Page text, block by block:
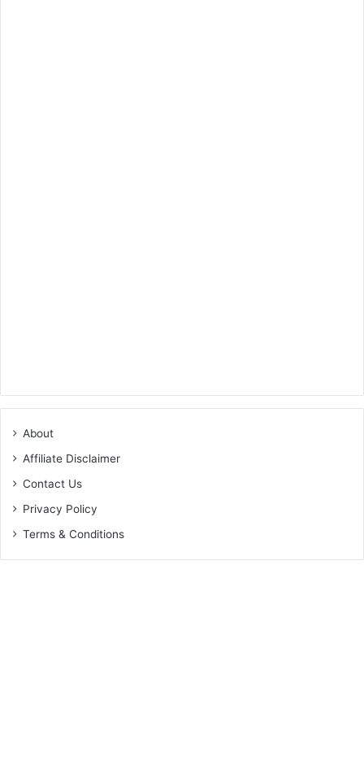
About
Affiliate Disclaimer
Contact Us
Privacy Policy
Terms & Conditions